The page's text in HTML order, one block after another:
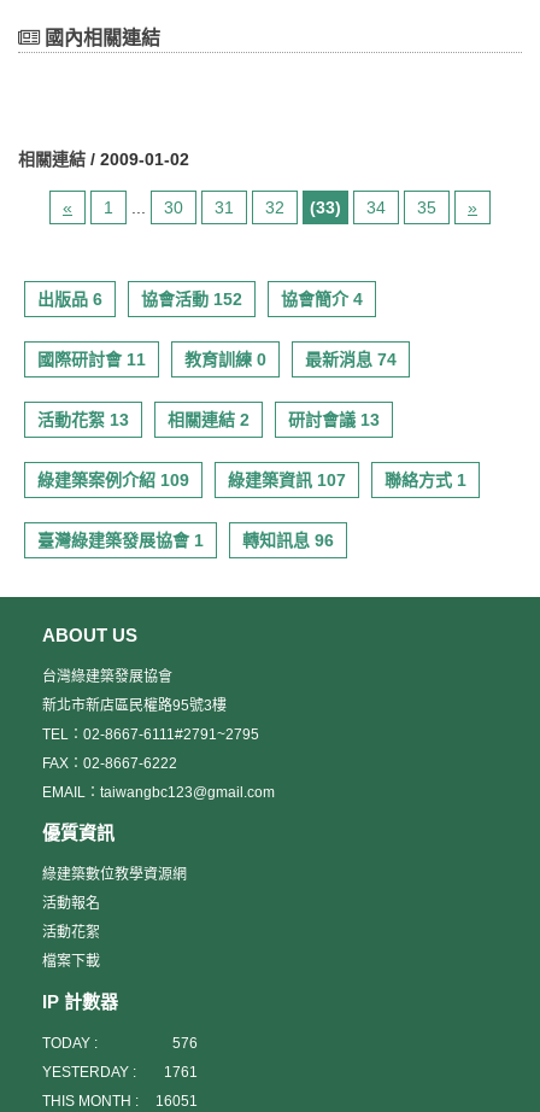
現場提供英、日文口譯，讓與會人士與演講者易於相互交流。
議、以及都市計畫等面向，賡續擴大推動並加強宣導，始可全面落
實節能減碳之綠建築政策。因此，行政院97年1月11日核定之「生態
極宣導、推廣，使生態城市綠建築政策更深耕、茁壯。
待與各界人士的踴躍參與，相信研討會的成果將因各位更加豐碩。
研討會議題
研討會議題包括目前綠建築與生態城市相關的研究、發展議題、應
1.綠建築政策與方針
2.建築節能
4.建築減廢
5.健康室內環境品質
6. 評估系統和工具
7. 生態技術與規劃理論
9. 永續都市再生與更新
10. 生態城市與其他相關議題 徵搞須知
摘要以不超過300個字為原則。
以Microsoft Word 或PDF形式(* .doc或者.PDF)繳交，並且檔名請以
關於會議資訊www.taiwangbc.org.tw
或聯繫廖霖梅小姐
電話︰ +886 2 27376244
傳真︰ +886 2 27376721
電子郵件︰gbtec.liao@gmail.com
國內相關連結
相關連結 / 2009-01-02
« 1 30 31 32 (33) 34 35 »
出版品 6 協會活動 152 協會簡介 4
國際研討會 11 教育訓練 0 最新消息 74
活動花絮 13 相關連結 2 研討會議 13
綠建築案例介紹 109 綠建築資訊 107 聯絡方式 1
臺灣綠建築發展協會 1 轉知訊息 96
ABOUT US
台灣綠建築發展協會
新北市新店區民權路95號3樓
TEL：02-8667-6111#2791~2795
FAX：02-8667-6222
EMAIL：taiwangbc123@gmail.com
優質資訊
綠建築數位教學資源網
活動報名
活動花絮
檔案下載
IP 計數器
TODAY :
576
YESTERDAY :
1761
THIS MONTH :
16051